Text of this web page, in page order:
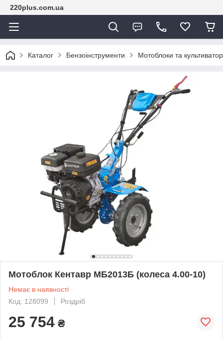
220plus.com.ua
Каталог Бензоінструменти Мотоблоки та
Мотоблок Кентавр МБ2013Б (колеса 4.00-10)
Немає в наявності
Код: 128099
Роздріб
25 754 ₴